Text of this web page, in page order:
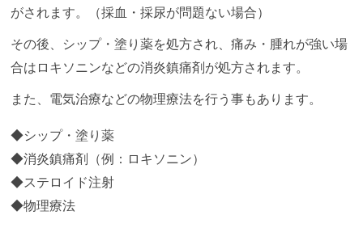
がされます。（採血・採尿が問題ない場合）
その後、シップ・塗り薬を処方され、痛み・腫れが強い場
合はロキソニンなどの消炎鎮痛剤が処方されます。
また、電気治療などの物理療法を行う事もあります。
シップ・塗り薬
消炎鎮痛剤（例：ロキソニン）
ステロイド注射
物理療法